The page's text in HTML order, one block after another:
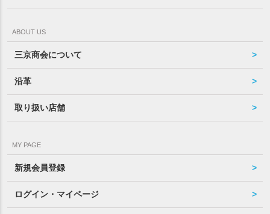
ABOUT US
三京商会について
沿革
取り扱い店舗
MY PAGE
新規会員登録
ログイン・マイページ